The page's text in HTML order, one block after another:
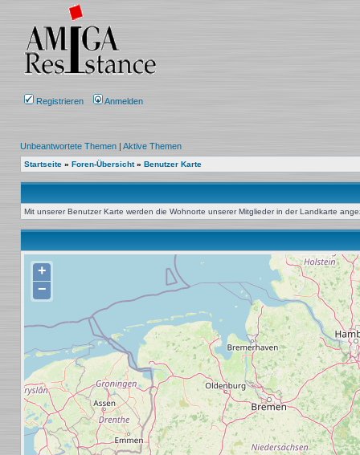
Registrieren Anmelden
Unbeantwortete Themen | Aktive Themen
Startseite » Foren-Übersicht» Benutzer Karte
Mit unserer Benutzer Karte werden die Wohnorte unserer Mitglieder in der Landkarte
+
−